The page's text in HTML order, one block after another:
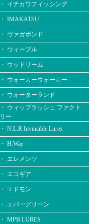
・ イチカワフィッシング
・ IMAKATSU
・ ヴァガボンド
・ ウィーブル
・ ウッドリーム
・ ウォーカーウォーカー
・ ウォーターランド
・ ウィップラッシュ ファクト
リー
・ N.L.R Invincible Lures
・ H.Way
・ エレメンツ
・ エコギア
・ エドモン
・ エバーグリーン
・ MPB LURES